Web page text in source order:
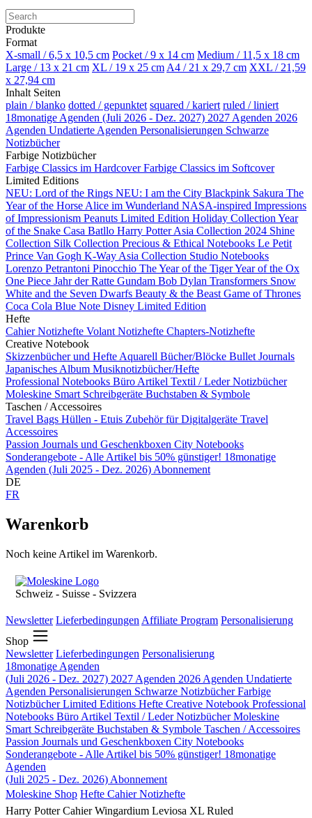
Produkte
Format
X-small / 6,5 x 10,5 cm Pocket / 9 x 14 cm Medium / 11,5 x 18 cm
Large / 13 x 21 cm XL / 19 x 25 cm A4 / 21 x 29,7 cm XXL / 21,59
x 27,94 cm
Inhalt Seiten
plain / blanko dotted / gepunktet squared / kariert ruled / liniert
18monatige Agenden (Juli 2026 - Dez. 2027) 2027 Agenden 2026
Agenden Undatierte Agenden Personalisierungen Schwarze
Notizbücher
Farbige Notizbücher
Farbige Classics im HardcoverFarbige Classics im Softcover
Limited Editions
NEU: Lord of the Rings NEU: I am the City Blackpink Sakura The
Year of the Horse Alice im Wunderland NASA-inspired Impressions
of Impressionism Peanuts Limited Edition Holiday Collection Year
of the Snake Casa Batllo Harry PotterAsia Collection 2024 Shine
Collection Silk Collection Precious & Ethical Notebooks Le Petit
Prince Van Gogh K-Way Asia Collection Studio Notebooks
Lorenzo Petrantoni Pinocchio The Year of the TigerYear of the Ox
One Piece Jahr der Ratte Gundam Bob Dylan Transformers Snow
White and the Seven Dwarfs Beauty & the Beast Game of Thrones
Coca Cola Blue Note Disney Limited Edition
Hefte
Cahier Notizhefte Volant Notizhefte Chapters-Notizhefte
Creative Notebook
Skizzenbücher und Hefte Aquarell Bücher/Blöcke Bullet Journals
Japanisches Album Musiknotizbücher/Hefte
Professional Notebooks Büro Artikel Textil / Leder Notizbücher
Moleskine Smart Schreibgeräte Buchstaben & Symbole
Taschen / Accessoires
Travel Bags Hüllen - Etuis Zubehör für Digitalgeräte Travel
Accessoires
Passion Journals und Geschenkboxen City Notebooks
Sonderangebote - Alle Artikel bis 50% günstiger! 18monatige
Agenden (Juli 2025 - Dez. 2026) Abonnement
DE
FR
Warenkorb
Noch keine Artikel im Warenkorb.
Schweiz - Suisse - Svizzera
Newsletter Lieferbedingungen Affiliate Program Personalisierung
Shop
Newsletter Lieferbedingungen Personalisierung
18monatige Agenden
(Juli 2026 - Dez. 2027) 2027 Agenden 2026 Agenden Undatierte
Agenden Personalisierungen Schwarze NotizbücherFarbige
NotizbücherLimited Editions Hefte Creative Notebook Professional
Notebooks Büro Artikel Textil / Leder NotizbücherMoleskine
Smart Schreibgeräte Buchstaben & Symbole Taschen / Accessoires
Passion Journals und Geschenkboxen City Notebooks
Sonderangebote - Alle Artikel bis 50% günstiger! 18monatige
Agenden
(Juli 2025 - Dez. 2026) Abonnement
Moleskine Shop Hefte Cahier Notizhefte
Harry Potter Cahier Wingardium Leviosa XL Ruled